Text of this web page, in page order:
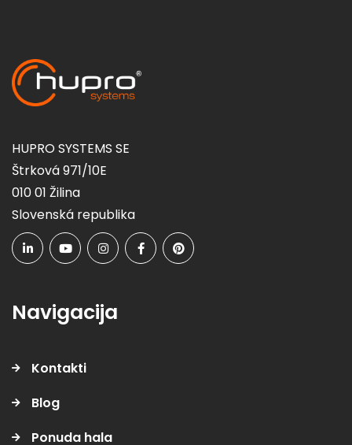
HUPRO SYSTEMS SE
Štrková 971/10E
010 01 Žilina
Slovenská republika
Navigacija
Kontakti
Blog
Ponuda hala